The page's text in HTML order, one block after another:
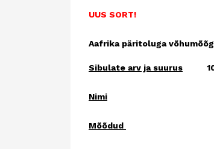
UUS SORT!
Aafrika päritoluga
Sibulate arv ja suurus 10
Nimi CIRCUS
Mõõdud Kõrgus